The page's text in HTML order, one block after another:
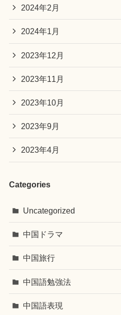
2024年2月
2024年1月
2023年12月
2023年11月
2023年10月
2023年9月
2023年4月
Categories
Uncategorized
中国ドラマ
中国旅行
中国語勉強法
中国語表現